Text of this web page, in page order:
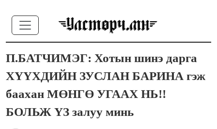
П.БАТЧИМЭГ: Хотын шинэ дарга
ХҮҮХДИЙН ЗУСЛАН БАРИНА гэж
баахан МӨНГӨ УГААХ НЬ!!
БОЛЬЖ ҮЗ залуу минь